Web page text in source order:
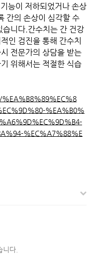
능이 저하되었거나 손상
간의 손상이 심각할 수
니다.간수치는 간 건강
인 검진을 통해 간수치
전문가의 상담을 받는
위해서는 적절한 식습
%EA%B0%
%EC%A7%88%E
니다.